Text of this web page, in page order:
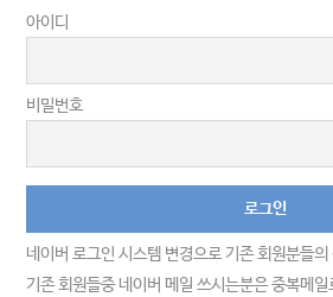
아이디
비밀번호
네이버 로그인 시스템 변경으로 기존 회원분들
기존 회원들중 네이버 메일 쓰시는분은 중복메